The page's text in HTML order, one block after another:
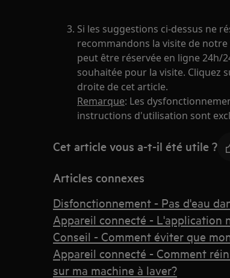
Si les suggestions ci-dessus ne
recommandons la visite de
peut être réservée en ligne 24h/
souhaitée pour la visite. Cliquez
droite de cet article.
Remarque: Les
instructions d'utilisation sont
Cet article vous a-t-il été utile ?
Articles connexes
Disfonctionnement - Pas d'eau
Appareil connecté - L'application
Conseil - Comment éviter que
Appareil connecté - Comment
sur ma machine à laver?